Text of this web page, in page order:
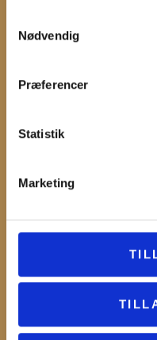
Nødvendig
Præferencer
Statistik
Marketing
Undervisning
Nyheder
MUSEUM
Om Museum